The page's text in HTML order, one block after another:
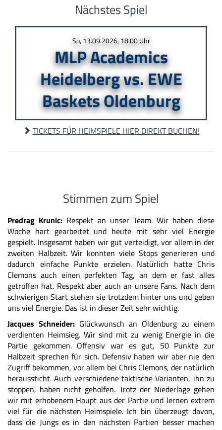
Nächstes Spiel
So, 13.09.2026, 18:00 Uhr
MLP Academics
Heidelberg vs. EWE
Baskets Oldenburg
TICKETS FÜR HEIMSPIELE HIER DIREKT BUCHEN!
Stimmen zum Spiel
Predrag Krunic: Respekt an unser Team. Wir haben diese
Woche hart gearbeitet und heute mit sehr viel Energie
gespielt. Insgesamt haben wir gut verteidigt, vor allem in der
zweiten Halbzeit. Wir konnten viele Stops generieren und
dadurch einfache Punkte erzielen. Natürlich hatte Chris
Clemons auch einen perfekten Tag, an dem er fast alles
getroffen hat. Respekt aber auch an unsere Fans. Nach dem
schwierigen Start stehen sie trotzdem hinter uns und geben
uns viel Energie. Das ist in dieser Zeit sehr wichtig.
Jacques Schneider: Glückwunsch an Oldenburg zu einem
verdienten Heimsieg. Wir sind mit zu wenig Energie in die
Partie gekommen. Offensiv war es gut, 50 Punkte zur
Halbzeit sprechen für sich. Defensiv haben wir aber nie den
Zugriff bekommen, vor allem bei Chris Clemons, der natürlich
heraussticht. Auch verschiedene taktische Varianten, ihn zu
stoppen, haben nicht geholfen. Trotz der Niederlage gehen
wir mit erhobenem Haupt aus der Partie und lernen extrem
viel für die nächsten Heimspiele. Ich bin überzeugt davon,
dass die Jungs es in den nächsten Partien besser machen